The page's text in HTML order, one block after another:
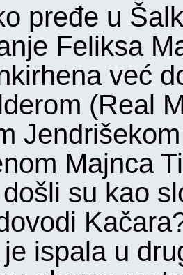
pređe u
Feliksa
već
(Real
Majnca
su kao
ispala u